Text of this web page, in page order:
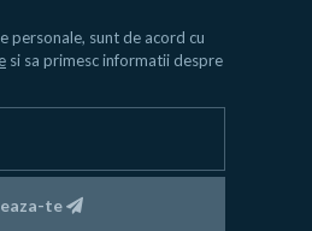
personale, sunt de acord cu
si sa primesc informatii despre
te